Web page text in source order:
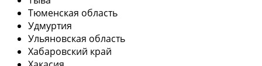
Тюменская область
Удмуртия
Ульяновская область
Хабаровский край